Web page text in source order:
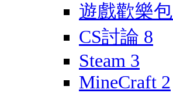
遊戲歡樂包
CS討論 8
Steam 3
MineCraft 2